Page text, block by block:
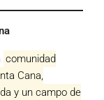
comunidad
Cana,
y un campo de